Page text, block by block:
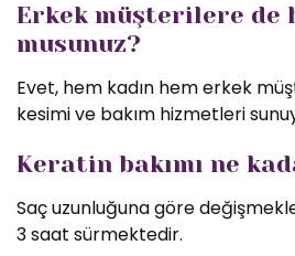
Erkek müşterilere de
musunuz?
Evet, hem kadın hem erkek
kesimi ve bakım hizmetleri
Keratin bakımı ne
Saç uzunluğuna göre
3 saat sürmektedir.